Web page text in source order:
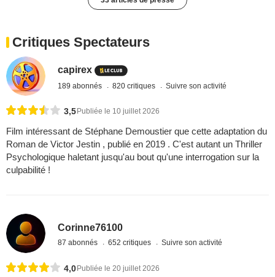
Critiques Spectateurs
capirex
189 abonnés 820 critiques Suivre son activité
3,5Publiée le 10 juillet 2026
Film intéressant de Stéphane Demoustier que cette adaptation du
Roman de Victor Jestin , publié en 2019 . C'est autant un Thriller
Psychologique haletant jusqu'au bout qu'une interrogation sur la
culpabilité !
Corinne76100
87 abonnés 652 critiques Suivre son activité
4,0 Publiée le 20 juillet 2026